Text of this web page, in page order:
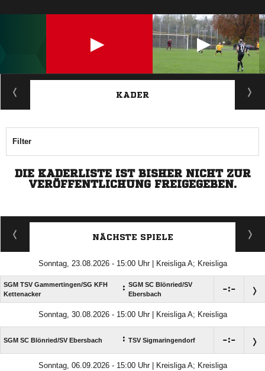
ANZEIGE
KADER
Filter
DIE KADERLISTE IST BISHER NICHT ZUR
VERÖFFENTLICHUNG FREIGEGEBEN.
NÄCHSTE SPIELE
Sonntag, 23.08.2026 - 15:00 Uhr | Kreisliga A; Kreisliga
SGM TSV Gammertingen/​SG KFH
Kettenacker
: SGM SC Blönried/​SV
Ebersbach
:
Sonntag, 30.08.2026 - 15:00 Uhr | Kreisliga A; Kreisliga
SGM SC Blönried/​SV Ebersbach : TSV Sigmaringendorf :
Sonntag, 06.09.2026 - 15:00 Uhr | Kreisliga A; Kreisliga